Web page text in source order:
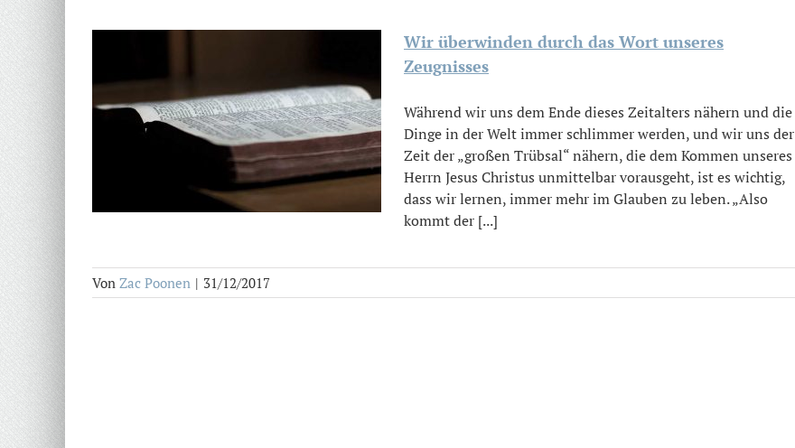
Wir überwinden durch das Wort unseres
Zeugnisses
Während wir uns dem Ende dieses Zeitalters nähern und die
Dinge in der Welt immer schlimmer werden, und wir uns der
Zeit der „großen Trübsal“ nähern, die dem Kommen unseres
Herrn Jesus Christus unmittelbar vorausgeht, ist es wichtig,
dass wir lernen, immer mehr im Glauben zu leben. „Also
kommt der [...]
Von Zac Poonen | 31/12/2017